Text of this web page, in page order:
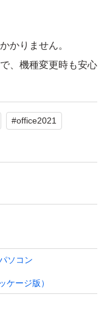
かりません。
、機種変更時も安心
#office2021
ソコン
ケージ版）